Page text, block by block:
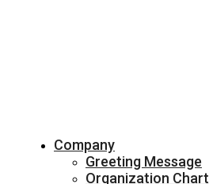
Company
Greeting Message
Organization Chart